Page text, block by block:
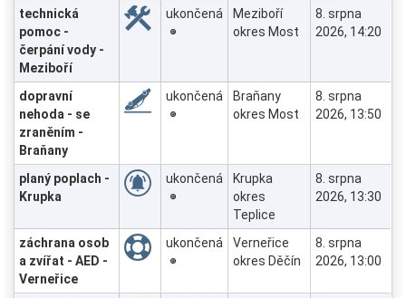
technická
pomoc -
čerpání vody -
Meziboří
ukončená
Meziboří
okres Most
8. srpna
2026, 14:20
dopravní
nehoda - se
zraněním -
Braňany
ukončená
Braňany
okres Most
8. srpna
2026, 13:50
planý poplach -
Krupka
ukončená
Krupka
okres
Teplice
8. srpna
2026, 13:30
záchrana osob
a zvířat - AED -
Verneřice
ukončená
Verneřice
okres Děčín
8. srpna
2026, 13:00